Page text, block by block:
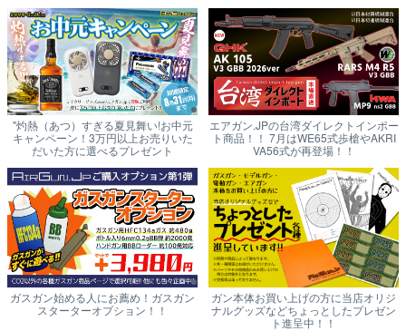
"灼熱（あつ）すぎる夏見舞い!お中元
キャンペーン！3万円以上お売りいた
だいた方に選べるプレゼント
エアガン.JPの台湾ダイレクトインポー
ト商品！！ 7月はWE65式歩槍やAKRI
VA56式が再登場！！
ガスガン始める人にお薦め！ガスガン
スターターオプション！！
ガン本体お買い上げの方に当店オリジ
ナルグッズなどちょっとしたプレゼン
ト進呈中！！